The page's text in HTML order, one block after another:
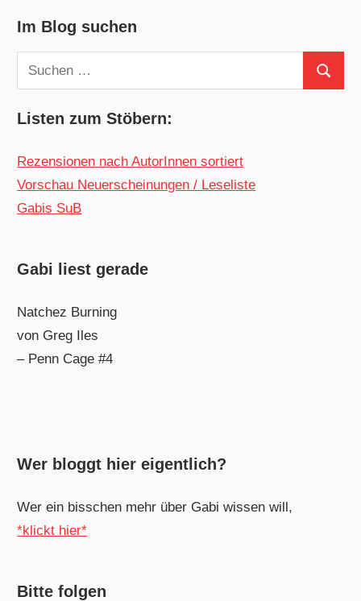
Im Blog suchen
Suchen
nach:
Suchen
Listen zum Stöbern:
Rezensionen nach AutorInnen sortiert
Vorschau Neuerscheinungen / Leseliste
Gabis SuB
Gabi liest gerade
Natchez Burning
von Greg Iles
– Penn Cage #4
Wer bloggt hier eigentlich?
Wer ein bisschen mehr über Gabi wissen will,
*klickt hier*
Bitte folgen